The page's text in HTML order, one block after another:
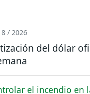
/ 2026
del dólar